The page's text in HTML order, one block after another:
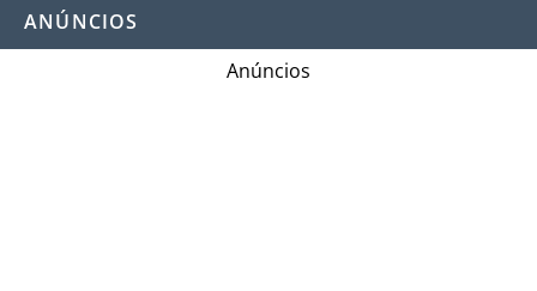
ANÚNCIOS
Anúncios